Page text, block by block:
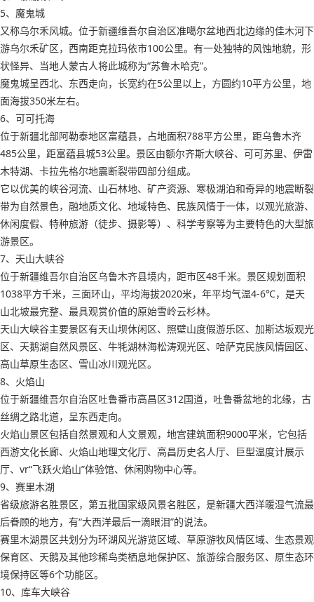
5、魔鬼城
又称乌尔禾风城。位于新疆维吾尔自治区准噶尔盆地西北边缘的佳木河下
游乌尔禾矿区，西南距克拉玛依市100公里。有一处独特的风蚀地貌，形
状怪异、当地人蒙古人将此城称为“苏鲁木哈克”。
魔鬼城呈西北、东西走向，长宽约在5公里以上，方圆约10平方公里，地
面海拔350米左右。
6、可可托海
位于新疆北部阿勒泰地区富蕴县，占地面积788平方公里，距乌鲁木齐
485公里，距富蕴县城53公里。景区由额尔齐斯大峡谷、可可苏里、伊雷
木特湖、卡拉先格尔地震断裂带四部分组成。
它以优美的峡谷河流、山石林地、矿产资源、寒极湖泊和奇异的地震断裂
带为自然景色，融地质文化、地域特色、民族风情于一体，以观光旅游、
休闲度假、特种旅游（徒步、摄影等）、科学考察等为主要特色的大型旅
游景区。
7、天山大峡谷
位于新疆维吾尔自治区乌鲁木齐县境内，距市区48千米。景区规划面积
1038平方千米，三面环山，平均海拔2020米，年平均气温4-6℃，是天
山北坡最完整、最具观赏价值的原始雪岭云杉林。
天山大峡谷主要景区有天山坝休闲区、照壁山度假游乐区、加斯达坂观光
区、天鹅湖自然风景区、牛牦湖林海松涛观光区、哈萨克民族风情园区、
高山草原生态区、雪山冰川观光区。
8、火焰山
位于新疆维吾尔自治区吐鲁番市高昌区312国道，吐鲁番盆地的北缘，古
丝绸之路北道，呈东西走向。
火焰山景区包括自然景观和人文景观，地宫建筑面积9000平米，它包括
西游文化长廊、火焰山地理文化厅、高昌历史名人厅、巨型温度计展示
厅、vr“飞跃火焰山”体验馆、休闲购物中心等。
9、赛里木湖
省级旅游名胜景区，第五批国家级风景名胜区，是新疆大西洋暖湿气流最
后眷顾的地方，有“大西洋最后一滴眼泪”的说法。
赛里木湖景区共划分为环湖风光游览区域、草原游牧风情区域、生态景观
保育区、天鹅及其他珍稀鸟类栖息地保护区、旅游综合服务区、原生态环
境保持区等6个功能区。
10、库车大峡谷